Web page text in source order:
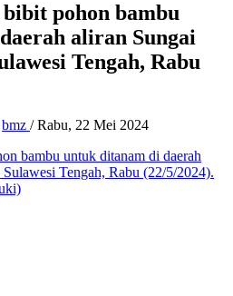
pohon bambu
aliran Sungai
Tengah, Rabu
bmz /Rabu, 22 Mei 2024